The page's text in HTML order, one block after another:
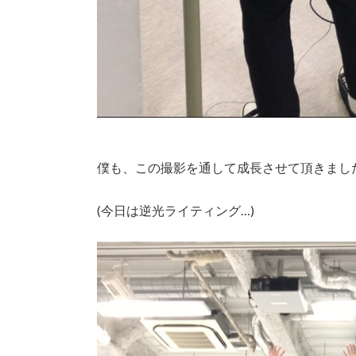
僕も、この撮影を通して成長させて頂きまし
(今日は逆光ライティング…)